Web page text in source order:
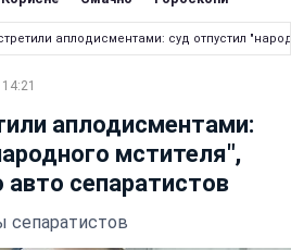
аплодисментами: суд отпустил
аплодисментами:
мстителя",
сепаратистов